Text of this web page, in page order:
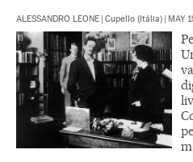
ALESSANDRO LEONE Cupello (Itália) MAY